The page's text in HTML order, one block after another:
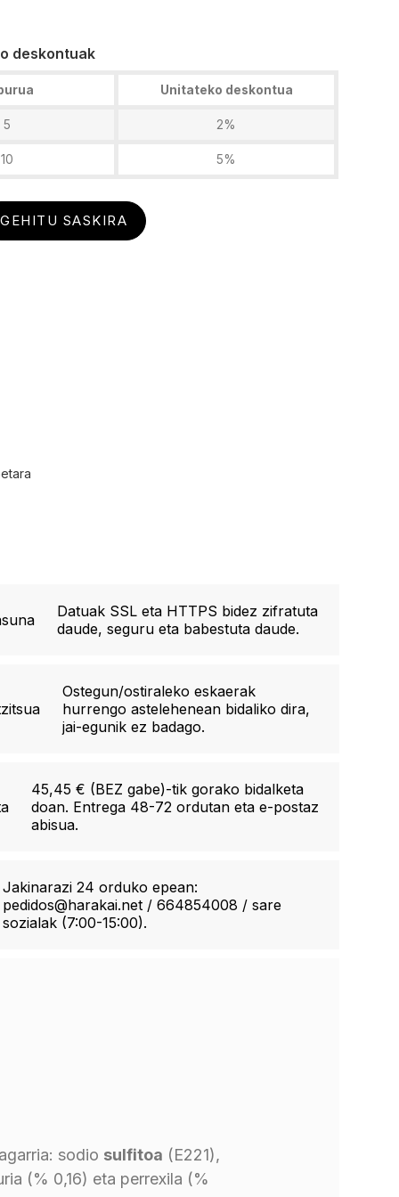
deskontuak
Unitateko deskontua
5 2%
10 5%
GEHITU SASKIRA
Datuak SSL eta HTTPS bidez zifratuta
daude, seguru eta babestuta daude.
Ostegun/ostiraleko eskaerak
hurrengo astelehenean bidaliko dira,
jai-egunik ez badago.
45,45 € (BEZ gabe)-tik gorako bidalketa
doan. Entrega 48-72 ordutan eta e-postaz
abisua.
Jakinarazi 24 orduko epean:
pedidos@harakai.net / 664854008 / sare
sozialak (7:00-15:00).
sodio sulfitoa (E221),
(% 0,16) eta perrexila (%